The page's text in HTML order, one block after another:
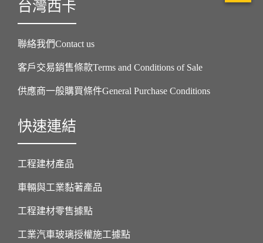
台灣西卡
聯絡我們Contact us
客戶交易銷售條款Terms and Conditions of Sale
供應商一般購買條件General Purchase Conditions
快速連結
工程建材產品
車輛與工業黏著產品
工程建材零售據點
工業汽車玻璃授權施工據點